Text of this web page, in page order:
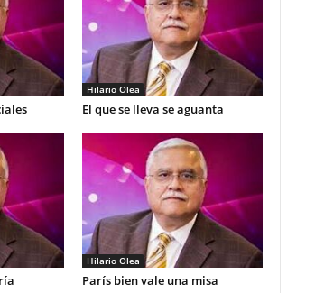
Hilario Olea
El que se lleva se aguanta
Hilario Olea
París bien vale una misa